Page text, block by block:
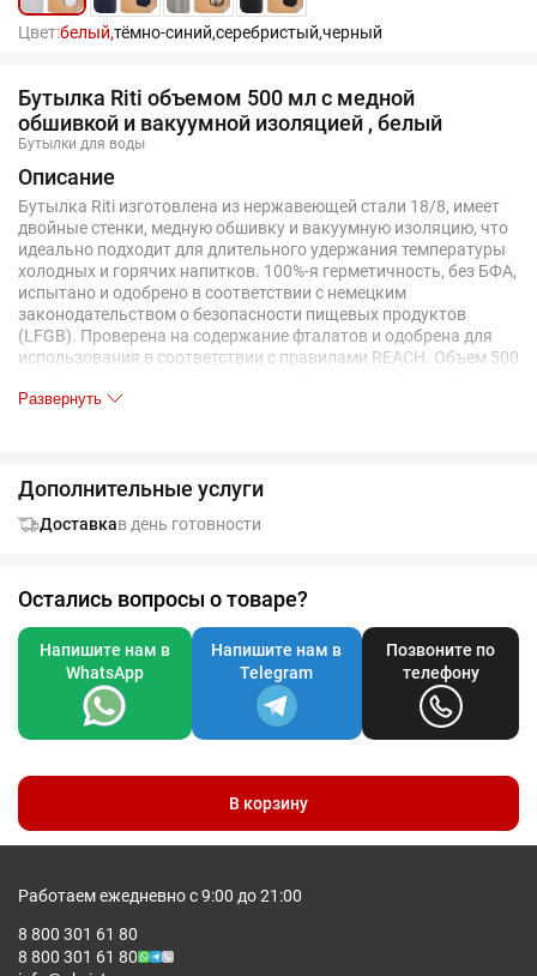
Цвет:белый,тёмно-синий,серебристый,черный
Бутылка Riti объемом 500 мл с медной
обшивкой и вакуумной изоляцией , белый
Бутылки для воды
Описание
Бутылка Riti изготовлена из нержавеющей стали 18/8, имеет
двойные стенки, медную обшивку и вакуумную изоляцию, что
идеально подходит для длительного удержания температуры
холодных и горячих напитков. 100%-я герметичность, без БФА,
испытано и одобрено в соответствии с немецким
законодательством о безопасности пищевых продуктов
(LFGB). Проверена на содержание фталатов и одобрена для
использования в соответствии с правилами REACH. Объем 500
переработанного картона.
Развернуть
Дополнительные услуги
Доставкав день готовности
Остались вопросы о товаре?
Напишите нам в
WhatsApp
Напишите нам в
Telegram
Позвоните по
телефону
В корзину
Работаем ежедневно с 9:00 до 21:00
8 800 301 61 80
8 800 301 61 80